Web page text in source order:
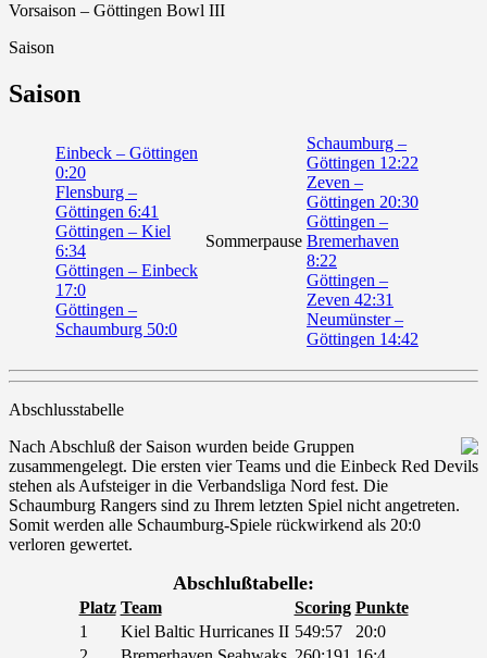
Vorsaison – Göttingen Bowl III
Saison
Saison
Einbeck – Göttingen
0:20
Flensburg –
Göttingen 6:41
Göttingen – Kiel
6:34
Göttingen – Einbeck
17:0
Göttingen –
Schaumburg 50:0
Sommerpause
Schaumburg –
Göttingen 12:22
Zeven –
Göttingen 20:30
Göttingen –
Bremerhaven
8:22
Göttingen –
Zeven 42:31
Neumünster –
Göttingen 14:42
Abschlusstabelle
Nach Abschluß der Saison wurden beide Gruppen
zusammengelegt. Die ersten vier Teams und die Einbeck Red Devils
stehen als Aufsteiger in die Verbandsliga Nord fest. Die
Schaumburg Rangers sind zu Ihrem letzten Spiel nicht angetreten.
Somit werden alle Schaumburg-Spiele rückwirkend als 20:0
verloren gewertet.
Abschlußtabelle:
Platz Team Scoring Punkte
1
Kiel Baltic Hurricanes II 549:57
20:0